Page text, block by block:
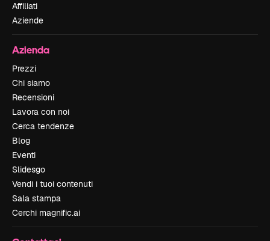
Affiliati
Aziende
Azienda
Prezzi
Chi siamo
Recensioni
Lavora con noi
Cerca tendenze
Blog
Eventi
Slidesgo
Vendi i tuoi contenuti
Sala stampa
Cerchi magnific.ai